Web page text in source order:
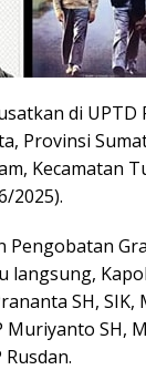
di UPTD
Provinsi
Kecamatan
2025).
Pengobatan
langsung,
SH, SIK,
Muriyanto SH,